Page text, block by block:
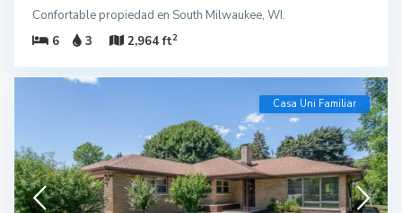
Confortable propiedad en South Milwaukee, WI.
6
3 2,964 ft2
Casa Uni Familiar